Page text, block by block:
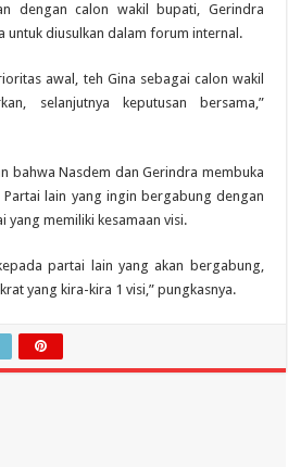
dengan calon wakil bupati, Gerindra
untuk diusulkan dalam forum internal.
awal, teh Gina sebagai calon wakil
selanjutnya keputusan bersama,”
bahwa Nasdem dan Gerindra membuka
lain yang ingin bergabung dengan
yang memiliki kesamaan visi.
partai lain yang akan bergabung,
yang kira-kira 1 visi,” pungkasnya.